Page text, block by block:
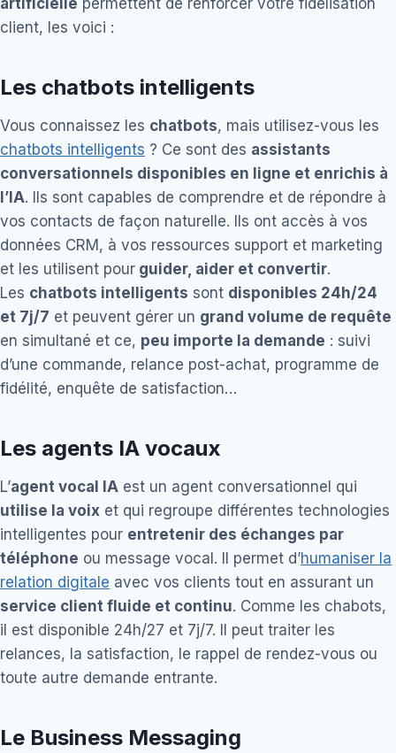
artificielle permettent de renforcer votre fidélisation
client, les voici :
Les chatbots intelligents
Vous connaissez les chatbots, mais utilisez-vous les
chatbots intelligents ? Ce sont des assistants
conversationnels disponibles en ligne et enrichis à
l’IA. Ils sont capables de comprendre et de répondre à
vos contacts de façon naturelle. Ils ont accès à vos
données CRM, à vos ressources support et marketing
et les utilisent pour guider, aider et convertir.
Les chatbots intelligents sont disponibles 24h/24
et 7j/7 et peuvent gérer un grand volume de requête
en simultané et ce, peu importe la demande : suivi
d’une commande, relance post-achat, programme de
fidélité, enquête de satisfaction…
Les agents IA vocaux
L’agent vocal IA est un agent conversationnel qui
utilise la voix et qui regroupe différentes technologies
intelligentes pour entretenir des échanges par
téléphone ou message vocal. Il permet d’humaniser la
relation digitale avec vos clients tout en assurant un
service client fluide et continu. Comme les chabots,
il est disponible 24h/27 et 7j/7. Il peut traiter les
relances, la satisfaction, le rappel de rendez-vous ou
toute autre demande entrante.
Le Business Messaging